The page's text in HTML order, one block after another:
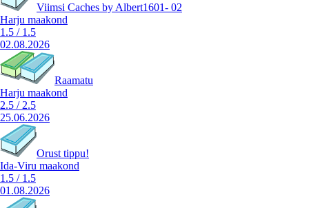
Viimsi Caches by Albert1601- 02
Harju maakond
1.5 / 1.5
02.08.2026
Raamatu
Harju maakond
2.5 / 2.5
25.06.2026
Orust tippu!
Ida-Viru maakond
1.5 / 1.5
01.08.2026